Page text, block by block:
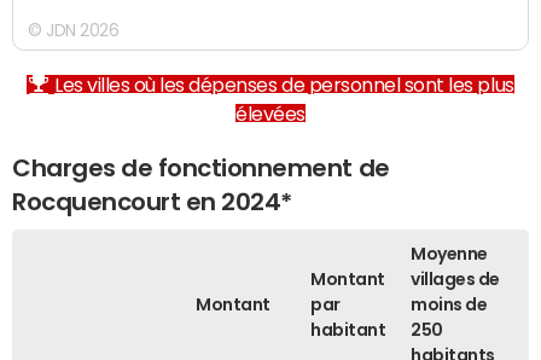
© JDN 2026
Les villes où les dépenses de personnel sont les plus
élevées
Charges de fonctionnement de
Rocquencourt en 2024*
Montant
Montant
par
habitant
Moyenne
villages de
moins de
250
habitants